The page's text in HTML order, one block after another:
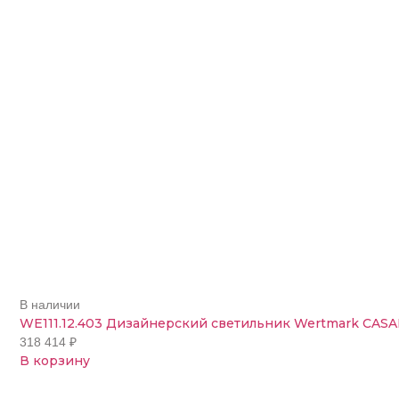
В наличии
WE111.12.403 Дизайнерский светильник Wertmark
318 414 ₽
В корзину